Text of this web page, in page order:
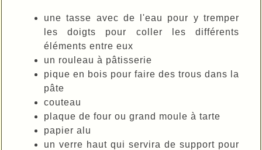
une tasse avec de l'eau pour y tremper
les doigts pour coller les différents
éléments entre eux
un rouleau à pâtisserie
pique en bois pour faire des trous dans la
pâte
couteau
plaque de four ou grand moule à tarte
papier alu
un verre haut qui servira de support pour